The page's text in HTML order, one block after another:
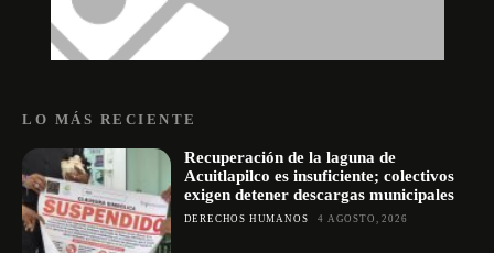
LO MÁS RECIENTE
Recuperación de la laguna de
Acuitlapilco es insuficiente; colectivos
exigen detener descargas municipales
DERECHOS HUMANOS 4 AGOSTO, 2026